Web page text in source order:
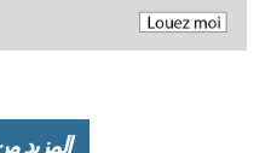
المزيد